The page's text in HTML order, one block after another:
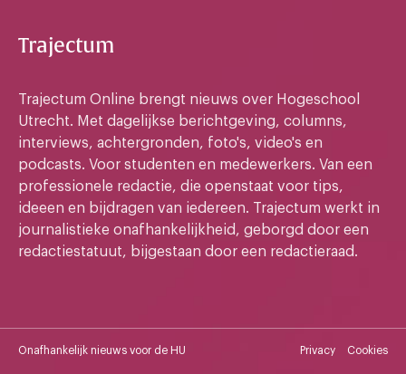
Trajectum
Trajectum Online brengt nieuws over Hogeschool
Utrecht. Met dagelijkse berichtgeving, columns,
interviews, achtergronden, foto's, video's en
podcasts. Voor studenten en medewerkers. Van een
professionele redactie, die openstaat voor tips,
ideeen en bijdragen van iedereen. Trajectum werkt in
journalistieke onafhankelijkheid, geborgd door een
redactiestatuut, bijgestaan door een redactieraad.
Onafhankelijk nieuws voor de HU Privacy Cookies